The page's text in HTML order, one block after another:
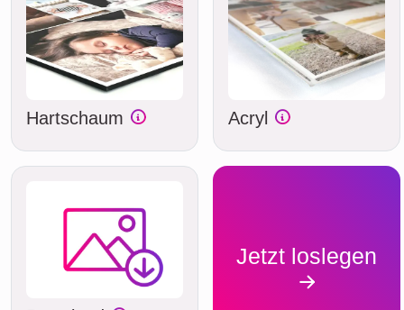
Hartschaum Acryl
Jetzt loslegen